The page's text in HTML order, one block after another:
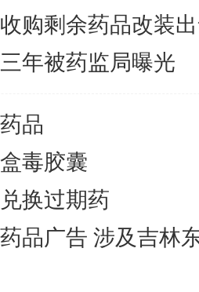
购剩余药品改装
年被药监局曝光
品
毒胶囊
换过期药
品广告 涉及吉林